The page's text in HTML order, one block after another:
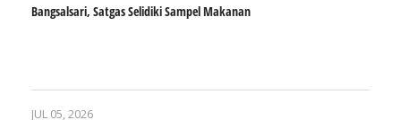
Bangsalsari, Satgas Selidiki Sampel Makanan
JUL 05, 2026